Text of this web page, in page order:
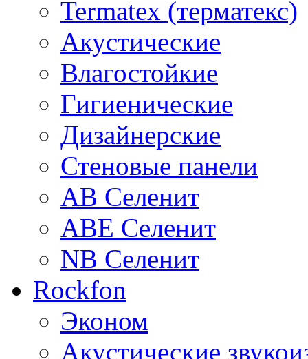
Termatex (терматекс)
Акустические
Влагостойкие
Гигиенические
Дизайнерские
Стеновые панели
AB Селенит
ABE Селенит
NB Селенит
Rockfon
Эконом
Акустические